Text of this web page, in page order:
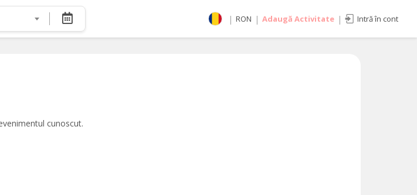
| RON | Adaugă Activitate | Intră în cont
NOI
cunoscut.